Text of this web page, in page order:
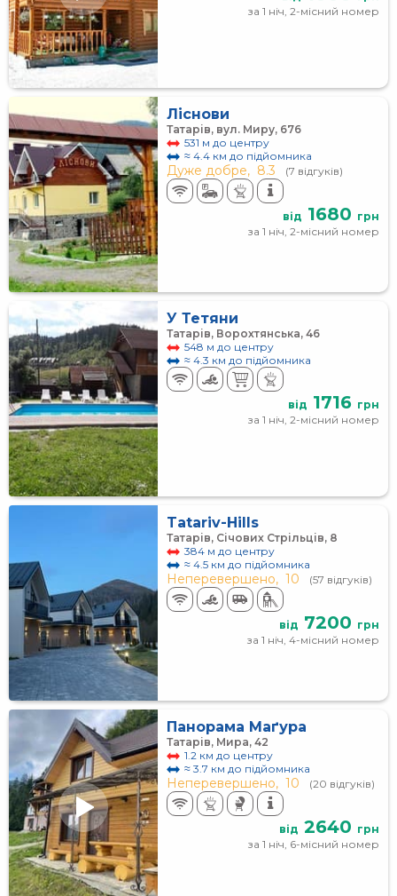
за 1 ніч, 2-місний номер
Ліснови
Татарів, вул. Миру, 676
531 м до центру
≈ 4.4 км до підйомника
Дуже добре, 8.3 (7 відгуків)
від 1680 грн
за 1 ніч, 2-місний номер
У Тетяни
Татарів, Ворохтянська, 46
548 м до центру
≈ 4.3 км до підйомника
від 1716 грн
за 1 ніч, 2-місний номер
Tatariv-Hills
Татарів, Січових Стрільців, 8
384 м до центру
≈ 4.5 км до підйомника
Неперевершено, 10 (57 відгуків)
від 7200 грн
за 1 ніч, 4-місний номер
Панорама Маґура
Татарів, Мира, 42
1.2 км до центру
≈ 3.7 км до підйомника
Неперевершено, 10 (20 відгуків)
від 2640 грн
за 1 ніч, 6-місний номер